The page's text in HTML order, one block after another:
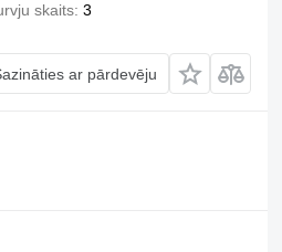
skaits 3
ar pārdevēju